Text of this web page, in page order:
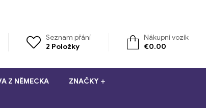
Seznam přání
2 Položky
Nákupní vozík
€0.00
Z NĚMECKA ZNAČKY